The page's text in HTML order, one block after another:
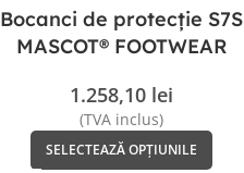
Bocanci de protecție S7S
MASCOT® FOOTWEAR
1.258,10 lei
(TVA inclus)
SELECTEAZĂ OPȚIUNILE